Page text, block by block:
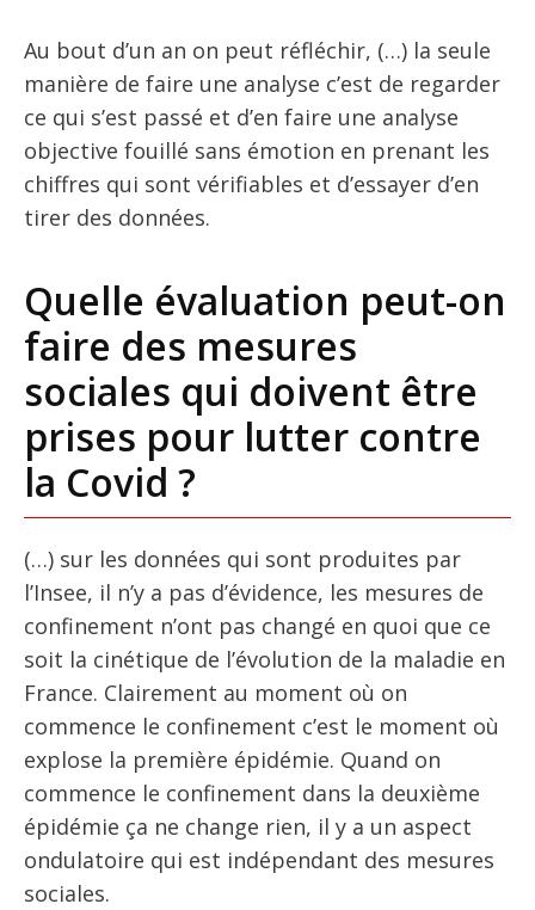
Au bout d’un an on peut réfléchir, (…) la seule
manière de faire une analyse c’est de regarder
ce qui s’est passé et d’en faire une analyse
objective fouillé sans émotion en prenant les
chiffres qui sont vérifiables et d’essayer d’en
tirer des données.
Quelle évaluation peut-on
faire des mesures
sociales qui doivent être
prises pour lutter contre
la Covid ?
(…) sur les données qui sont produites par
l’Insee, il n’y a pas d’évidence, les mesures de
confinement n’ont pas changé en quoi que ce
soit la cinétique de l’évolution de la maladie en
France. Clairement au moment où on
commence le confinement c’est le moment où
explose la première épidémie. Quand on
commence le confinement dans la deuxième
épidémie ça ne change rien, il y a un aspect
ondulatoire qui est indépendant des mesures
sociales.